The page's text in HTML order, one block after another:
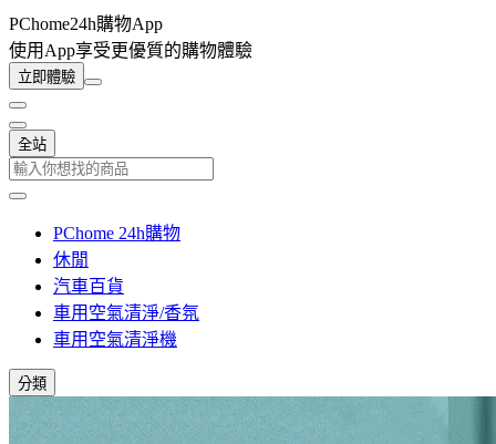
PChome24h購物App
使用App享受更優質的購物體驗
立即體驗
全站
PChome 24h購物
休閒
汽車百貨
車用空氣清淨/香氛
車用空氣清淨機
分類